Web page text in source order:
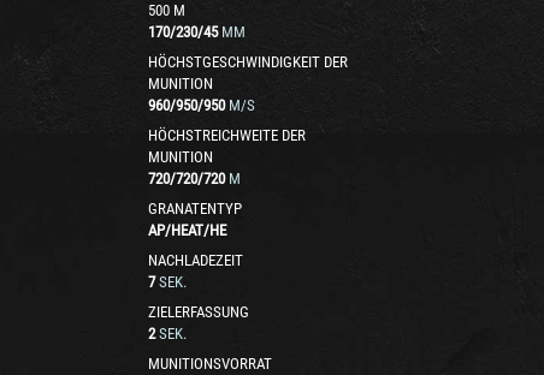
500 M
170/230/45 MM
HÖCHSTGESCHWINDIGKEIT DER
MUNITION
960/950/950 M/S
HÖCHSTREICHWEITE DER
MUNITION
720/720/720 M
GRANATENTYP
AP/HEAT/HE
NACHLADEZEIT
7 SEK.
ZIELERFASSUNG
2 SEK.
MUNITIONSVORRAT